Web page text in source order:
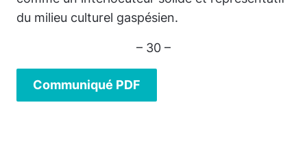
du milieu culturel gaspésien.
– 30 –
Communiqué PDF